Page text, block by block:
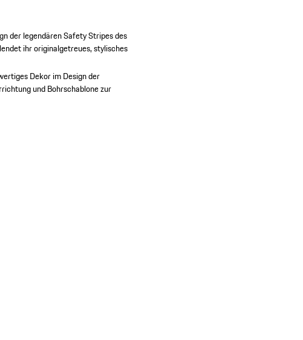
der legendären Safety Stripes des
ihr originalgetreues, stylisches
Dekor im Design der
und Bohrschablone zur